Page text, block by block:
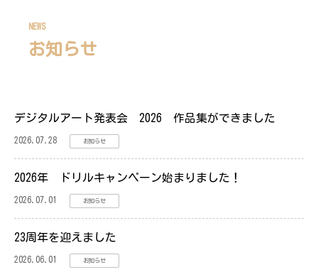
NEWS
お知らせ
デジタルアート発表会 2026 作品集ができました
2026.07.28 お知らせ
2026年 ドリルキャンペーン始まりました！
2026.07.01 お知らせ
23周年を迎えました
2026.06.01 お知らせ